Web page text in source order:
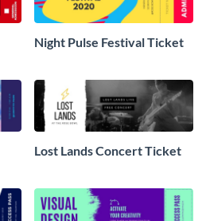
Night Pulse Festival Ticket
Lost Lands Concert Ticket